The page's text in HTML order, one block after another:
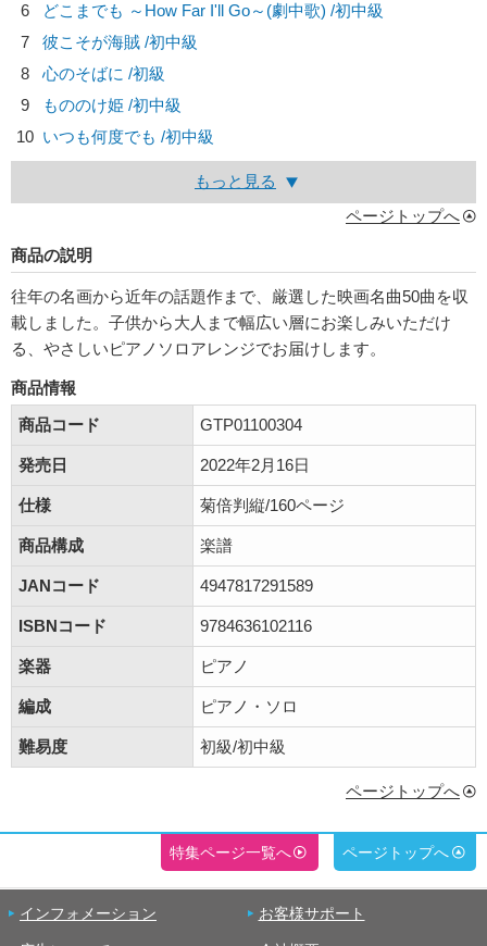
6
どこまでも ～How Far I'll Go～(劇中歌) /初中級
7
彼こそが海賊 /初中級
8
心のそばに /初級
9
もののけ姫 /初中級
10 いつも何度でも /初中級
もっと見る
ページトップへ
商品の説明
往年の名画から近年の話題作まで、厳選した映画名曲50曲を収
載しました。子供から大人まで幅広い層にお楽しみいただけ
る、やさしいピアノソロアレンジでお届けします。
商品情報
商品コード
GTP01100304
発売日 2022年2月16日
仕様 菊倍判縦/160ページ
商品構成 楽譜
JANコード 4947817291589
ISBNコード 9784636102116
楽器 ピアノ
編成 ピアノ・ソロ
難易度 初級/初中級
ページトップへ
特集ページ一覧へ ページトップへ
インフォメーション お客様サポート